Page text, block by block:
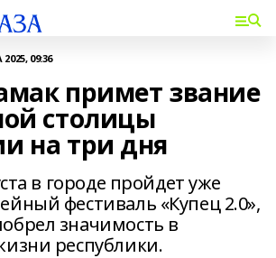
09:36
примет звание
столицы
на три дня
в городе пройдет уже
фестиваль «Купец 2.0»,
значимость в
республики.